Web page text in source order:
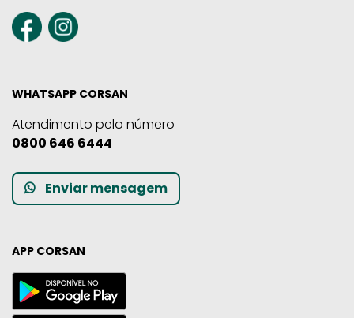
WHATSAPP CORSAN
Atendimento pelo número
0800 646 6444
Enviar mensagem
APP CORSAN